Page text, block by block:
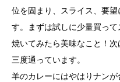
位を固まり、スライス、要
す。まずは試しに少量買っ
焼いてみたら美味なこと！
三度通っています。
羊のカレーにはやはりナン